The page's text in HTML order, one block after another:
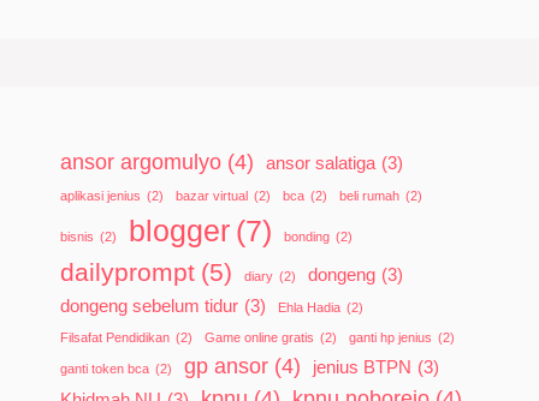
ansor argomulyo (4) ansor salatiga (3)
aplikasi jenius (2) bazar virtual (2) bca (2) beli rumah (2)
bisnis (2) blogger (7) bonding (2)
dailyprompt (5) diary (2) dongeng (3)
dongeng sebelum tidur (3) Ehla Hadia (2)
Filsafat Pendidikan (2) Game online gratis (2) ganti hp jenius (2)
ganti token bca (2) gp ansor (4) jenius BTPN (3)